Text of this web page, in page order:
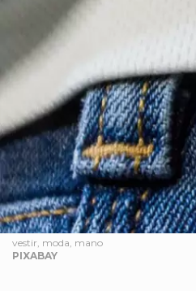
vestir, moda, mano
PIXABAY